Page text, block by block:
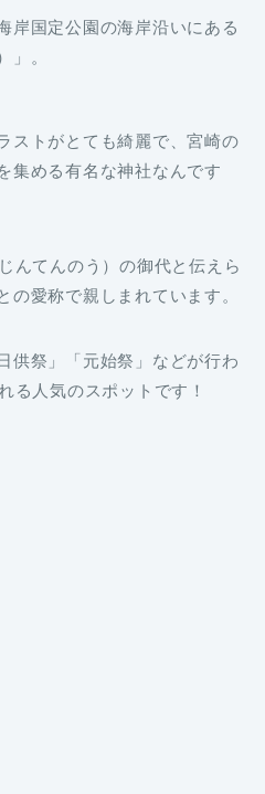
岸国定公園の海岸沿いにある
」。
ストがとても綺麗で、宮崎の
集める有名な神社なんです
んてんのう）の御代と伝えら
の愛称で親しまれています。
供祭」「元始祭」などが行わ
る人気のスポットです！